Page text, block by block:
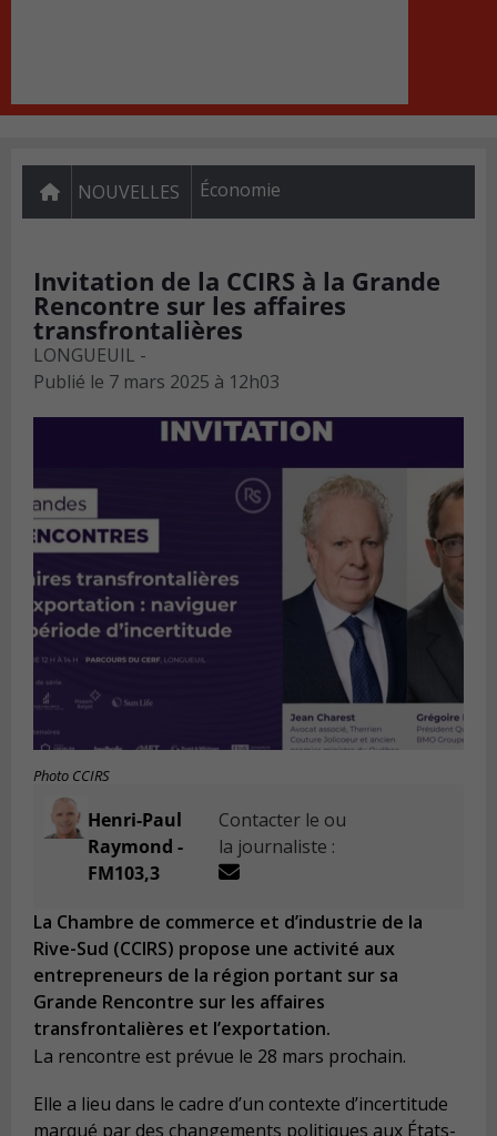
NOUVELLES Économie
Invitation de la CCIRS à la Grande
Rencontre sur les affaires
transfrontalières
LONGUEUIL -
Publié le 7 mars 2025 à 12h03
Photo CCIRS
Henri-Paul
Raymond -
FM103,3
Contacter le ou
la journaliste :
La Chambre de commerce et d’industrie de la
Rive-Sud (CCIRS) propose une activité aux
entrepreneurs de la région portant sur sa
Grande Rencontre sur les affaires
transfrontalières et l’exportation.
La rencontre est prévue le 28 mars prochain.
Elle a lieu dans le cadre d’un contexte d’incertitude
marqué par des changements politiques aux États-